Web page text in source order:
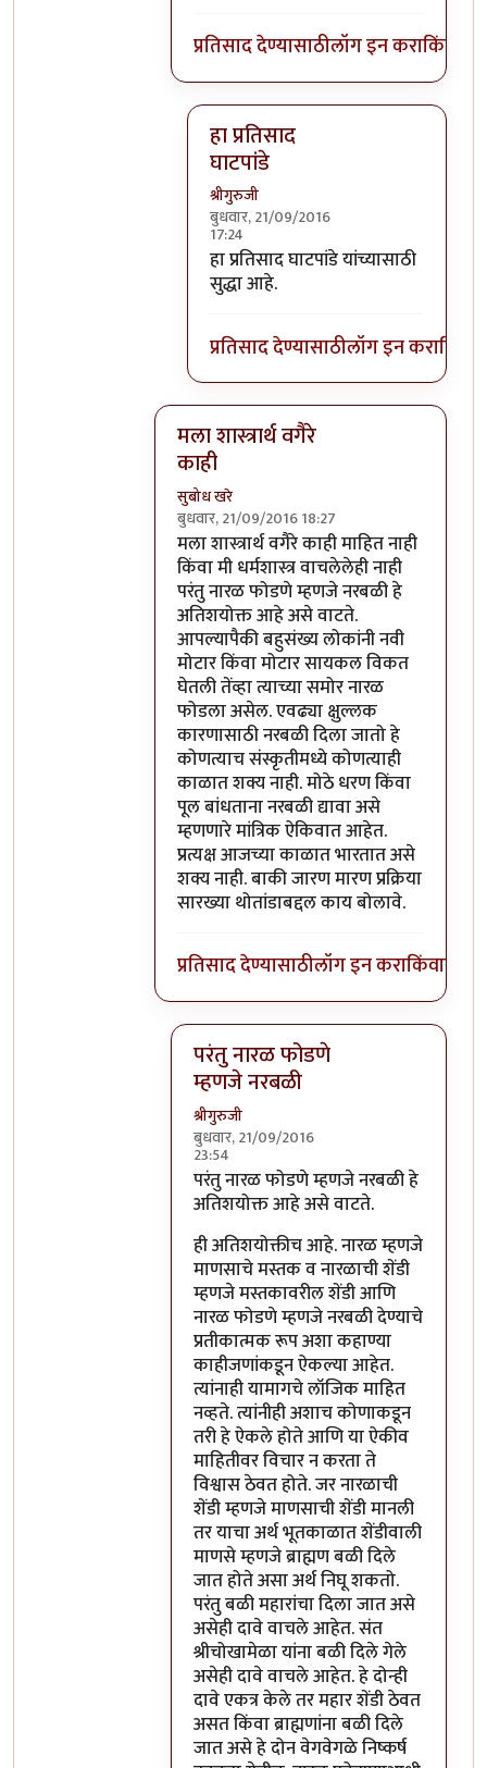
प्रतिसाद देण्यासाठीलॉग इन कराकिंवा
हा प्रतिसाद
घाटपांडे
श्रीगुरुजी
बुधवार, 21/09/2016
17:24
In reply toOk. Sorry. नारळाची शेंडी व
हा प्रतिसाद घाटपांडे यांच्यासाठी
सुद्धा आहे.
प्रतिसाद देण्यासाठीलॉग इन कराकिंवा
मला शास्त्रार्थ वगैरे
काही
सुबोध खरे
बुधवार, 21/09/2016 18:27
In reply toआत्मबंधवाल्यानी `कोहळा म्हणजे
मला शास्त्रार्थ वगैरे काही माहित नाही
किंवा मी धर्मशास्त्र वाचलेलेही नाही
परंतु नारळ फोडणे म्हणजे नरबळी हे
अतिशयोक्त आहे असे वाटते.
आपल्यापैकी बहुसंख्य लोकांनी नवी
मोटार किंवा मोटार सायकल विकत
घेतली तेंव्हा त्याच्या समोर नारळ
फोडला असेल. एवढ्या क्षुल्लक
कारणासाठी नरबळी दिला जातो हे
कोणत्याच संस्कृतीमध्ये कोणत्याही
काळात शक्य नाही. मोठे धरण किंवा
पूल बांधताना नरबळी द्यावा असे
म्हणणारे मांत्रिक ऐकिवात आहेत.
प्रत्यक्ष आजच्या काळात भारतात असे
शक्य नाही. बाकी जारण मारण प्रक्रिया
सारख्या थोतांडाबद्दल काय बोलावे.
प्रतिसाद देण्यासाठीलॉग इन कराकिंवा
परंतु नारळ फोडणे
म्हणजे नरबळी
श्रीगुरुजी
बुधवार, 21/09/2016
23:54
In reply toमला शास्त्रार्थ वगैरे काही
परंतु नारळ फोडणे म्हणजे नरबळी हे
अतिशयोक्त आहे असे वाटते.
ही अतिशयोक्तीच आहे. नारळ म्हणजे
माणसाचे मस्तक व नारळाची शेंडी
म्हणजे मस्तकावरील शेंडी आणि
नारळ फोडणे म्हणजे नरबळी देण्याचे
प्रतीकात्मक रूप अशा कहाण्या
काहीजणांकडून ऐकल्या आहेत.
त्यांनाही यामागचे लॉजिक माहित
नव्हते. त्यांनीही अशाच कोणाकडून
तरी हे ऐकले होते आणि या ऐकीव
माहितीवर विचार न करता ते
विश्वास ठेवत होते. जर नारळाची
शेंडी म्हणजे माणसाची शेंडी मानली
तर याचा अर्थ भूतकाळात शेंडीवाली
माणसे म्हणजे ब्राह्मण बळी दिले
जात होते असा अर्थ निघू शकतो.
परंतु बळी महारांचा दिला जात असे
असेही दावे वाचले आहेत. संत
श्रीचोखामेळा यांना बळी दिले गेले
असेही दावे वाचले आहेत. हे दोन्ही
दावे एकत्र केले तर महार शेंडी ठेवत
असत किंवा ब्राह्मणांना बळी दिले
जात असे हे दोन वेगवेगळे निष्कर्ष